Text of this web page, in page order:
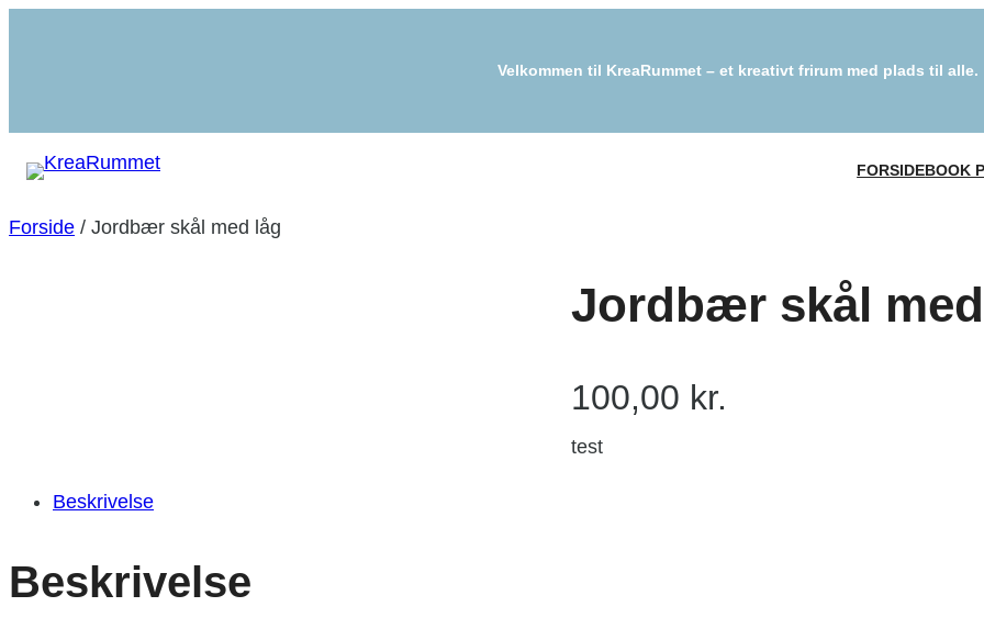
Velkommen til KreaRummet – et kreativt frirum med plads til alle.
FORSIDEBOOK
Forside / Jordbær skål med låg
Jordbær skål
100,00 kr.
test
Beskrivelse
Beskrivelse